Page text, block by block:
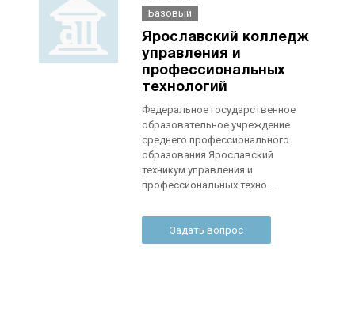
Базовый
Ярославский колледж
управления и
профессиональных
технологий
Федеральное государственное
образовательное учреждение
среднего профессионального
образования Ярославский
техникум управления и
профессиональных техно...
Задать вопрос